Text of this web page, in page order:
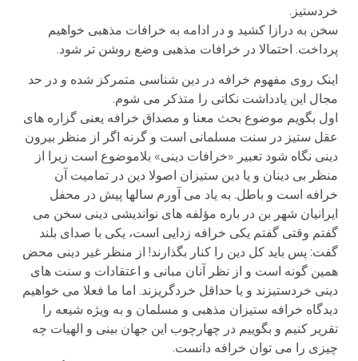
خردستیز.
سخن به درازا کشید و در ادامه به خرافات مذهبی خواهیم
پرداخت. احتمالا در خرافات مذهبی وضع روشن تر شود.
اینک روی مفهوم خرافه در دین شناسی متمرکز شده و در حد
مجال این یادداشت نکاتی را متذکر می شوم.
اول بگویم موضوع بحث معنا و مصداق خرافه یعنی گزاره های
عقل ستیز در سنت مسلمانی است و گرنه اگر از منظر بیرون
دینی نگاه شود تعبیر «خرافات دینی» بلاموضوع است زیرا از
منظر بی دینان و یا دین ستیزان اصولا دین در تمامیت آن
خرافه است و باطل. به یاد می آورم سالها پیش در محفل
ایرانیان شهر بن در باره مؤلفه های نواندیشی دینی سخن می
گفتم وقتی گفتم یکی خرافه زدایی است، یکی با صدای بلند
گفت: پس باید کل دین را کنار بگذارند! از منظر غیر دینی محض
همین گونه است و از نظر آنان مبانی و اعتقادات و سنت های
دینی خردستیزند و یا حداقل خردگریزند. اما ما فعلا می خواهیم
دیدگاه خرافه ستیزان مذهبی و مسلمان و به ویژه شیعه را
تقریر کنیم و بگوییم در چهارچوب این جهان بینی و الهیات چه
چیزی را می توان خرافه دانست.